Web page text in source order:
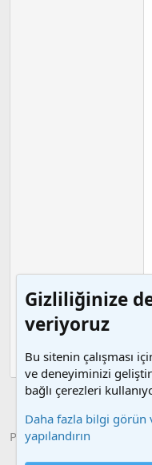
Paylaş: Facebook
Gizliliğinize
veriyoruz
Bu sitenin çalışması
ve deneyiminizi
bağlı çerezleri
Daha fazla bilgi görün
yapılandırın